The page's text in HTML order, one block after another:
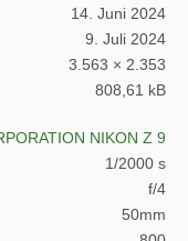
14. Juni 2024
9. Juli 2024
3.563 × 2.353
808,61 kB
NIKON Z 9
1/2000 s
f/4
50mm